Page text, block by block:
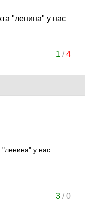
"ленина" у нас
1 /4
"ленина" у нас
3/0